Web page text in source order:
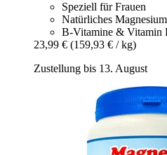
Speziell für Frauen
Natürliches Magnesium
B-Vitamine & Vitamin
23,99 € (159,93 € / kg)
Zustellung bis 13. August